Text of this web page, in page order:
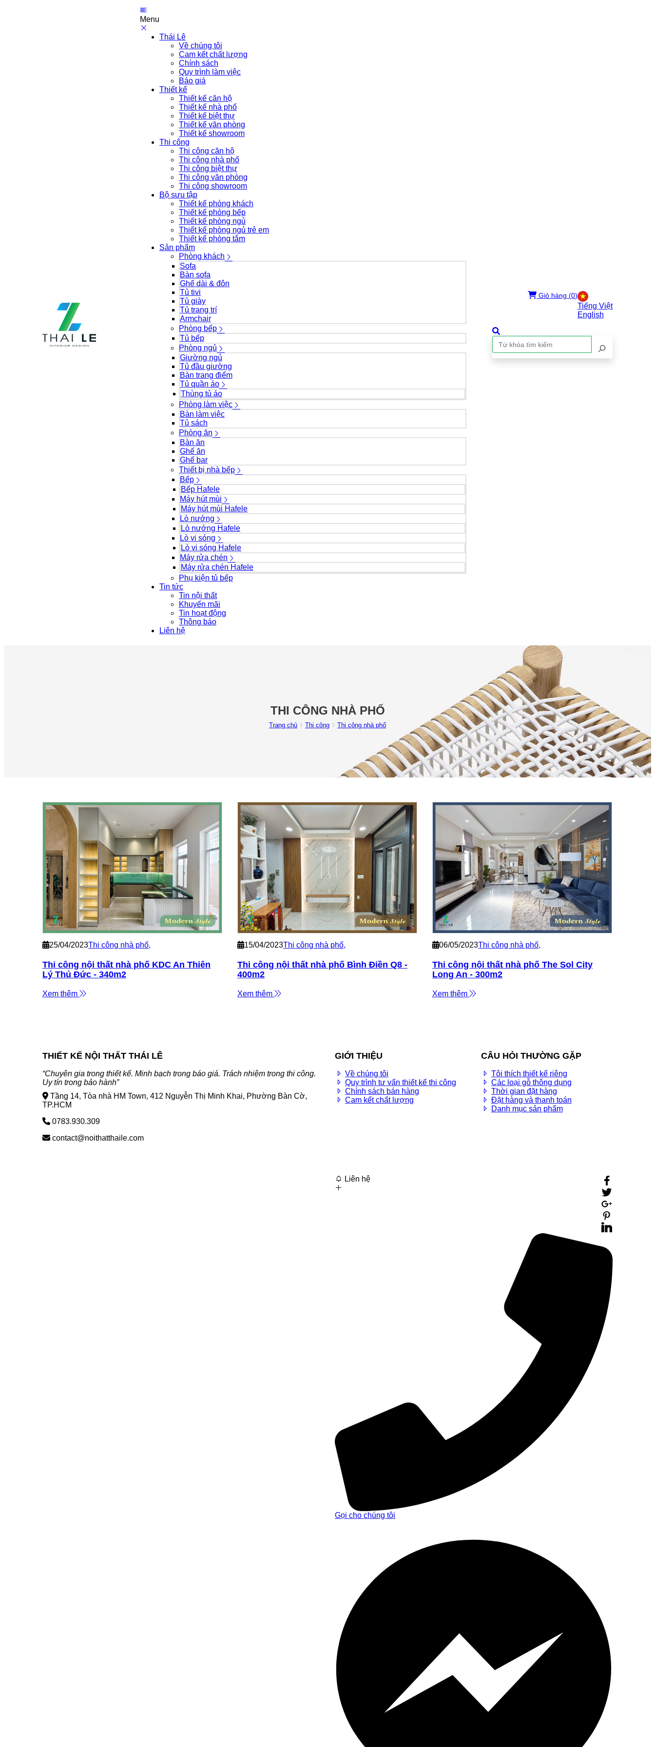
Menu
Thái Lê
Về chúng tôi
Cam kết chất lượng
Chính sách
Quy trình làm việc
Báo giá
Thiết kế
Thiết kế căn hộ
Thiết kế nhà phố
Thiết kế biệt thự
Thiết kế văn phòng
Thiết kế showroom
Thi công
Thi công căn hộ
Thi công nhà phố
Thi công biệt thự
Thi công văn phòng
Thi công showroom
Bộ sưu tập
Thiết kế phòng khách
Thiết kế phòng bếp
Thiết kế phòng ngủ
Thiết kế phòng ngủ trẻ em
Thiết kế phòng tắm
Sản phẩm
Phòng khách
Sofa
Bàn sofa
Ghế dài & đôn
Tủ tivi
Tủ giày
Tủ trang trí
Armchair
Phòng bếp
Tủ bếp
Phòng ngủ
Giường ngủ
Tủ đầu giường
Bàn trang điểm
Tủ quần áo
Thùng tủ áo
Phòng làm việc
Bàn làm việc
Tủ sách
Phòng ăn
Bàn ăn
Ghế ăn
Ghế bar
Thiết bị nhà bếp
Bếp
Bếp Hafele
Máy hút mùi
Máy hút mùi Hafele
Lò nướng
Lò nướng Hafele
Lò vi sóng
Lò vi sóng Hafele
Máy rửa chén
Máy rửa chén Hafele
Phụ kiện tủ bếp
Tin tức
Tin nội thất
Khuyến mãi
Tin hoạt động
Thông báo
Liên hệ
Tiếng Việt
English
Giỏ hàng (0)
THI CÔNG NHÀ PHỐ
Trang chủ Thi công Thi công nhà phố
25/04/2023Thi công nhà phố,
Thi công nội thất nhà phố KDC An Thiên
Lý Thủ Đức - 340m2
Xem thêm
15/04/2023Thi công nhà phố,
Thi công nội thất nhà phố Bình Điền Q8 -
400m2
Xem thêm
06/05/2023Thi công nhà phố,
Thi công nội thất nhà phố The Sol City
Long An - 300m2
Xem thêm
THIẾT KẾ NỘI THẤT THÁI LÊ
“Chuyên gia trong thiết kế. Minh bạch trong báo giá. Trách nhiệm trong thi công.
Uy tín trong bảo hành”
Tầng 14, Tòa nhà HM Town, 412 Nguyễn Thị Minh Khai, Phường Bàn Cờ,
TP.HCM
0783.930.309
contact@noithatthaile.com
GIỚI THIỆU
Về chúng tôi
Quy trình tư vấn thiết kế thi công
Chính sách bán hàng
Cam kết chất lượng
CÂU HỎI THƯỜNG GẶP
Tôi thích thiết kế riêng
Các loại gỗ thông dụng
Thời gian đặt hàng
Đặt hàng và thanh toán
Danh mục sản phẩm
Liên hệ
Gọi cho chúng tôi